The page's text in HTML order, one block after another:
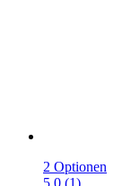
2 Optionen
5.0 (1)